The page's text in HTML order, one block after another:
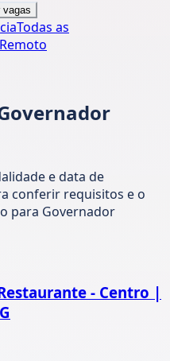
vagas
Todas as
Remoto
e data de
conferir requisitos e o
para Governador
- Centro |